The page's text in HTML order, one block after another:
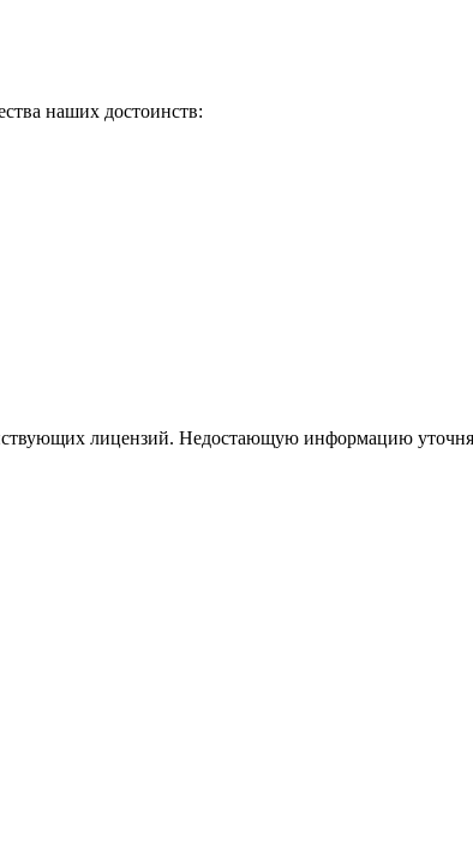
наших достоинств:
лицензий. Недостающую информацию